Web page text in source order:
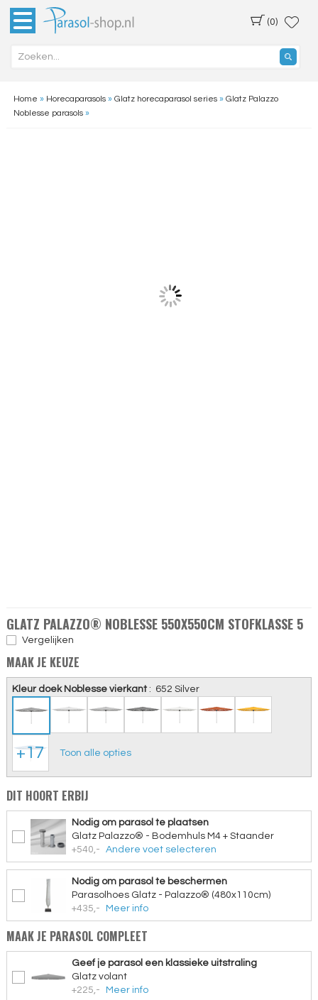
(0)
Home » Horecaparasols» Glatz horecaparasol series» Glatz Palazzo
Noblesse parasols»
GLATZ PALAZZO® NOBLESSE 550X550CM STOFKLASSE 5
Vergelijken
MAAK JE KEUZE
Kleur doek Noblesse vierkant: 652 Silver
+17 Toon alle opties
DIT HOORT ERBIJ
Nodig om parasol te plaatsen
Glatz Palazzo® - Bodemhuls M4 + Staander
+540,-
Andere voet selecteren
Nodig om parasol te beschermen
Parasolhoes Glatz - Palazzo® (480x110cm)
+435,-
Meer info
MAAK JE PARASOL COMPLEET
Geef je parasol een klassieke uitstraling
Glatz volant
+225,-
Meer info